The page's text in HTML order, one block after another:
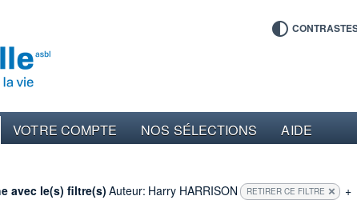
VOTRE COMPTE NOS SÉLECTIONS AIDE
avec le(s) filtre(s) Auteur: Harry HARRISON RETIRER CE FILTRE
+